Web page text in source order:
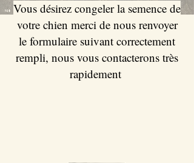
Vous désirez congeler la semence de
votre chien merci de nous renvoyer
le formulaire suivant correctement
rempli, nous vous contacterons très
rapidement